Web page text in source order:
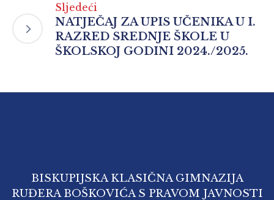
Sljedeći
NATJEČAJ ZA UPIS UČENIKA U I.
RAZRED SREDNJE ŠKOLE U
ŠKOLSKOJ GODINI 2024./2025.
BISKUPIJSKA KLASIČNA GIMNAZIJA
RUĐERA BOŠKOVIĆA S PRAVOM JAVNOSTI